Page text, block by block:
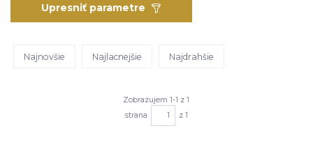
Upresniť parametre
Najnovšie Najlacnejšie Najdrahšie
Zobrazujem 1-1 z 1
strana
z 1